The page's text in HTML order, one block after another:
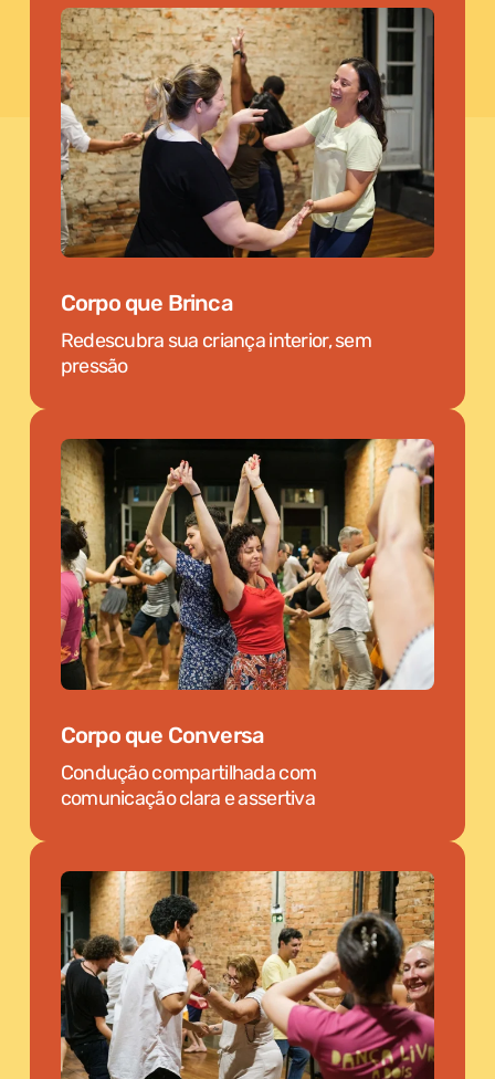
Corpo que Brinca
Redescubra sua criança interior, sem
pressão
Corpo que Conversa
Condução compartilhada com
comunicação clara e assertiva